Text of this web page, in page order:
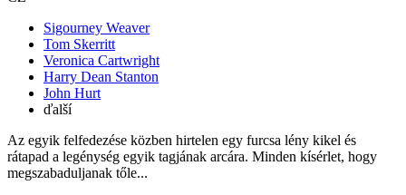
Sigourney Weaver
Tom Skerritt
Veronica Cartwright
Harry Dean Stanton
John Hurt
ďalší
Az egyik felfedezése közben hirtelen egy furcsa lény kikel és
rátapad a legénység egyik tagjának arcára. Minden kísérlet, hogy
megszabaduljanak tőle...